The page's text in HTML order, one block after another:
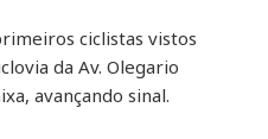
ciclistas vistos
da Av. Olegario
avançando sinal.